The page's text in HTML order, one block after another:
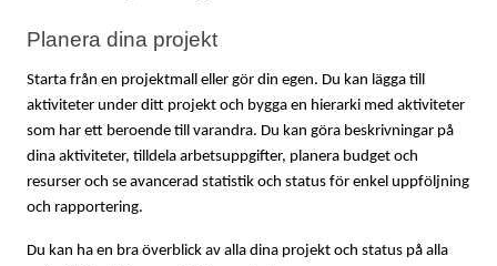
Planera dina projekt
Starta från en projektmall eller gör din egen. Du kan lägga till
aktiviteter under ditt projekt och bygga en hierarki med aktiviteter
som har ett beroende till varandra. Du kan göra beskrivningar på
dina aktiviteter, tilldela arbetsuppgifter, planera budget och
resurser och se avancerad statistik och status för enkel uppföljning
och rapportering.
Du kan ha en bra överblick av alla dina projekt och status på alla